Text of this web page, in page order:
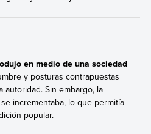
en medio de una sociedad
y posturas contrapuestas
Sin embargo, la
incrementaba, lo que permitía
popular.